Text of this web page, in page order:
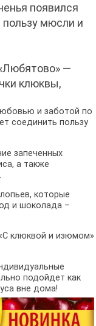
появился
пользу мюсли и
—
клюквы,
и заботой по
соединить пользу
запеченных
а также
которые
и шоколада –
клюквой и изюмом»
подойдет как
вне дома!